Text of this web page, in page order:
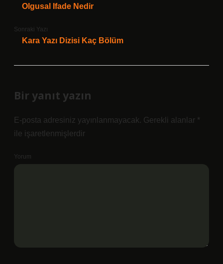
Olgusal Ifade Nedir
Sonraki Yazı
Kara Yazı Dizisi Kaç Bölüm
Bir yanıt yazın
E-posta adresiniz yayınlanmayacak. Gerekli alanlar *
ile işaretlenmişlerdir
Yorum